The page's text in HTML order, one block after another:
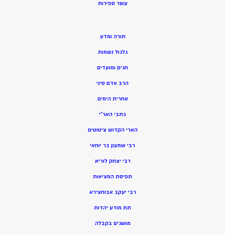
עשר ספירות
תורה ומדע
גלגול נשמות
חגים ומועדים
הרב אדם סיני
אחרית הימים
כתבי האר”י
הארי הקדוש ציטוטים
רבי שמעון בר יוחאי
רבי יצחק לוריא
תפיסת המציאות
רבי יעקב אבוחצירא
תת מודע יהדות
מושגים בקבלה